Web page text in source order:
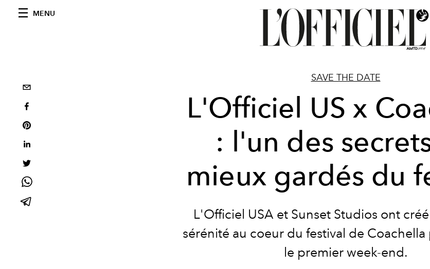
MENU
SAVE THE DATE
L'Officiel US x
: l'un des
mieux gardés du
L'Officiel USA et Sunset Studios ont
sérénité au coeur du festival de
le premier week-end.